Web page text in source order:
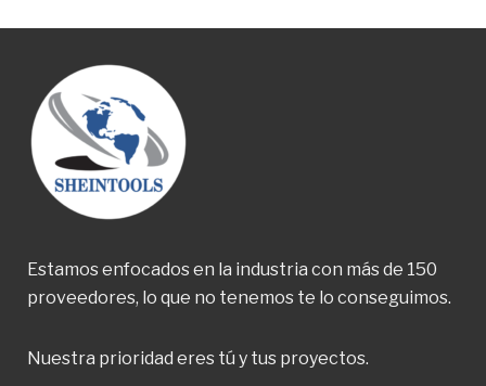
Estamos enfocados en la industria con más de 150
proveedores, lo que no tenemos te lo conseguimos.
Nuestra prioridad eres tú y tus proyectos.